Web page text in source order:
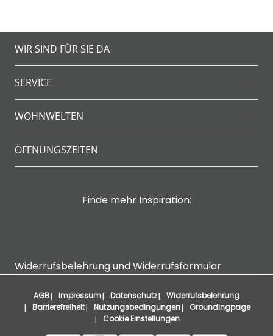
WIR SIND FÜR SIE DA
SERVICE
WOHNWELTEN
ÖFFNUNGSZEITEN
Finde mehr Inspiration:
Widerrufsbelehrung und Widerrufsformular
AGB Impressum Datenschutz
Widerrufsbelehrung
Barrierefreiheit
Nutzungsbedingungen
Groundingpage
Cookie Einstellungen